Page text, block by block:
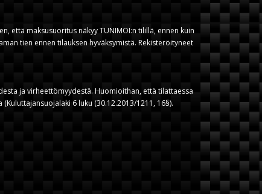
että maksusuoritus näkyy TUNIMOI:n tilillä, ennen kuin
tien ennen tilauksen hyväksymistä. Rekisteröityneet
ja virheettömyydestä. Huomioithan, että tilattaessa
6 luku (30.12.2013/1211, 16§).